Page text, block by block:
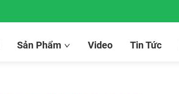
Sản Phẩm Video Tin Tức